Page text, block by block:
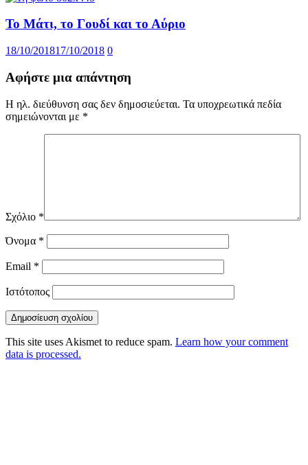
Το Μάτι, το Γουδί και το Αύριο
18/10/201817/10/2018 0
Αφήστε μια απάντηση
Η ηλ. διεύθυνση σας δεν δημοσιεύεται. Τα υποχρεωτικά πεδία
σημειώνονται με *
Σχόλιο *
Όνομα *
Email *
Ιστότοπος
This site uses Akismet to reduce spam. Learn how your comment
data is processed.